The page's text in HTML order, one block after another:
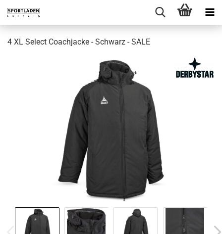
4 XL Select Coachjacke - Schwarz - SALE